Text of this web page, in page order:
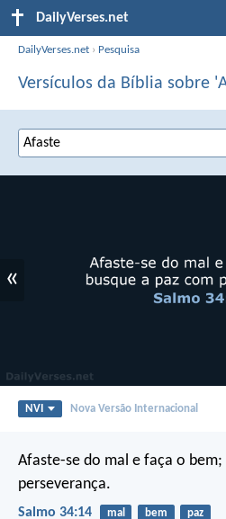
DailyVerses.net
DailyVerses.net › Pesquisa
Versículos da Bíblia sobre
«
NVI Nova Versão Internacional
Afaste-se do mal e faça o bem;
perseverança.
Salmo 34:14 mal bem paz